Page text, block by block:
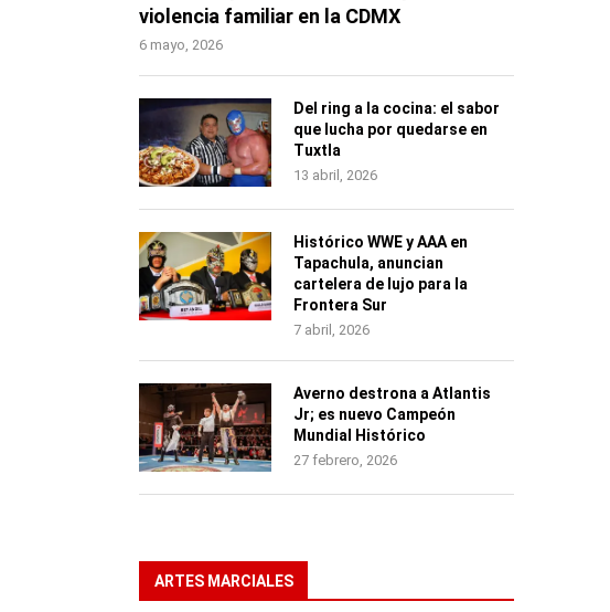
violencia familiar en la CDMX
6 mayo, 2026
Del ring a la cocina: el sabor
que lucha por quedarse en
Tuxtla
13 abril, 2026
Histórico WWE y AAA en
Tapachula, anuncian
cartelera de lujo para la
Frontera Sur
7 abril, 2026
Averno destrona a Atlantis
Jr; es nuevo Campeón
Mundial Histórico
27 febrero, 2026
ARTES MARCIALES